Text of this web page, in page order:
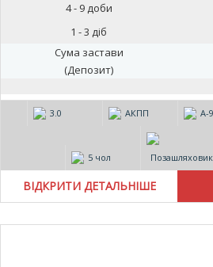
4 - 9 доби
1 - 3 діб
Сума застави
(Депозит)
3.0 АКПП А-
5 чол Позашляховик
ВІДКРИТИ ДЕТАЛЬНІШЕ